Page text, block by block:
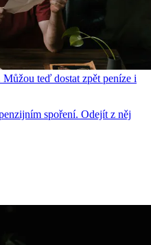
teď dostat zpět peníze i
spoření. Odejít z něj